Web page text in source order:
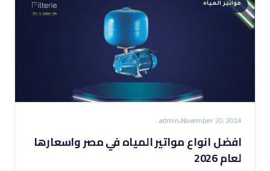
مواتير المياه
November 20, 2024
admin
افضل انواع مواتير المياه في مصر واسعارها
لعام 2026